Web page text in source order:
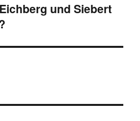
und Siebert